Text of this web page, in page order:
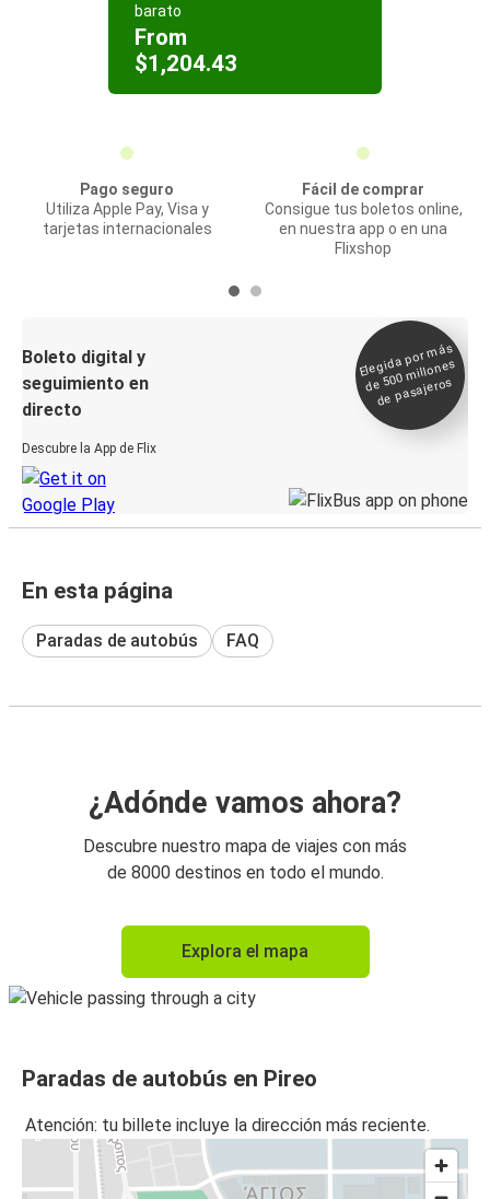
barato
From
$1,204.43
Pago seguro
Utiliza Apple Pay, Visa y
tarjetas internacionales
Fácil de comprar
Consigue tus boletos online,
en nuestra app o en una
Flixshop
Boleto digital y
seguimiento en
directo
Descubre la App de Flix
Elegida por
más
de 500
millones
de pasajeros
En esta página
Paradas de autobús FAQ
¿Adónde vamos ahora?
Descubre nuestro mapa de viajes con más
de 8000 destinos en todo el mundo.
Explora el mapa
Paradas de autobús en Pireo
Atención: tu billete incluye la dirección más reciente.